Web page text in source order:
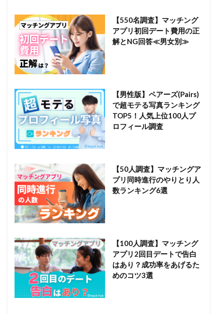
【550名調査】マッチング
アプリ初回デート費用の正
解とNG回答≪男女別≫
【男性版】ペアーズ(Pairs)
で超モテる写真ランキング
TOP5！人気上位100人プ
ロフィール調査
【50人調査】マッチングア
プリ同時進行のやりとり人
数ランキング6選
【100人調査】マッチング
アプリ2回目デートで告白
はあり？成功率をあげるた
めのコツ3選